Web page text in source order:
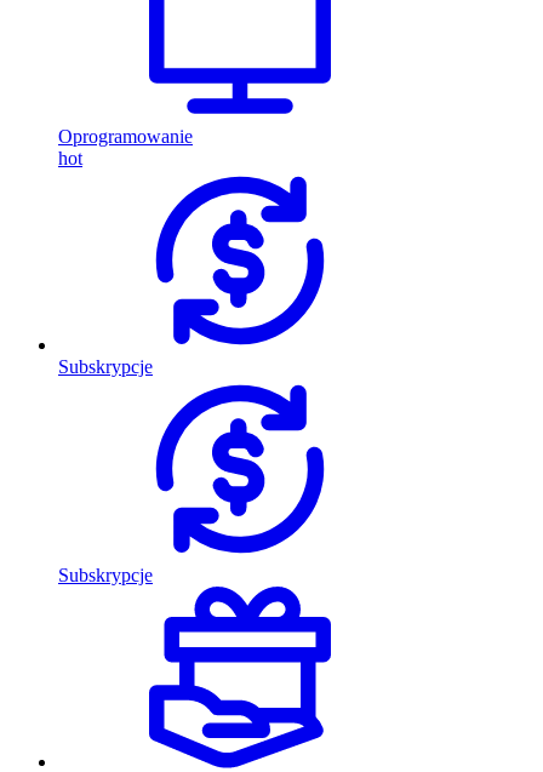
Oprogramowanie
hot
Subskrypcje
Subskrypcje